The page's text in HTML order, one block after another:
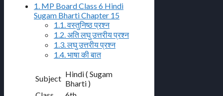
1. MP Board Class 6 Hindi
Sugam Bharti Chapter 15
1.1. वस्तुनिष्ठ प्रश्न
1.2. अति लघु उत्तरीय प्रश्न
1.3. लघु उत्तरीय प्रश्न
1.4. भाषा की बात
Subject Hindi ( Sugam
Bharti )